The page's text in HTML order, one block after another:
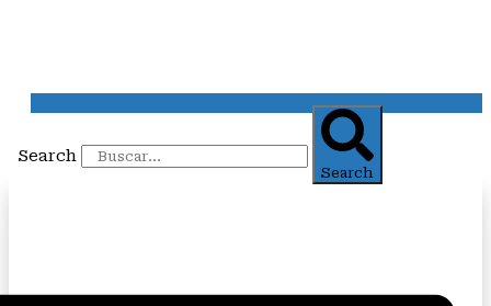
Search
Search